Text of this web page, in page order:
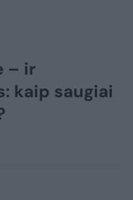
– ir
kaip saugiai